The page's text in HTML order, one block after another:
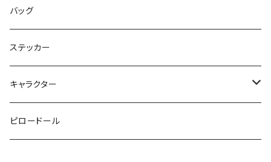
バッグ
ステッカー
キャラクター
鉄仮面マン
ピロードール